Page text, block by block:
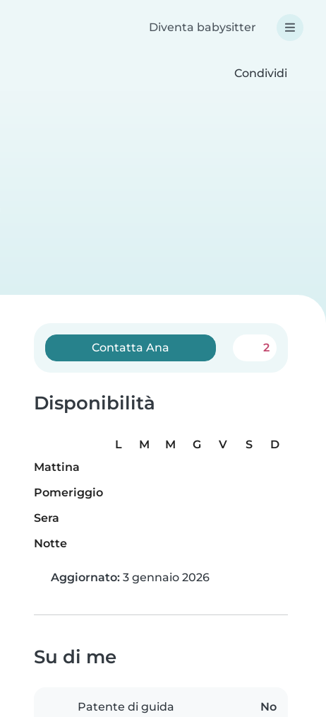
Diventa babysitter
Condividi
Contatta Ana 2
Disponibilità
L M M G V S
D
Mattina
Pomeriggio
Sera
Notte
Aggiornato: 3 gennaio 2026
Su di me
Patente di guida No